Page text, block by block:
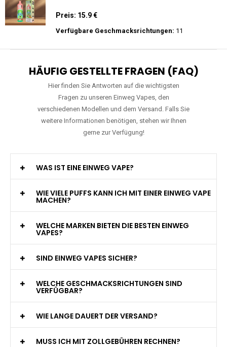
Preis: 15.9 €
Verfügbare Geschmacksrichtungen: 11
HÄUFIG GESTELLTE FRAGEN (FAQ)
Hier finden Sie Antworten auf die wichtigsten
Fragen zu unseren Einweg Vapes, den
verschiedenen Modellen und dem Versand. Falls Sie
weitere Informationen benötigen, stehen wir Ihnen
gerne zur Verfügung!
WAS IST EINE EINWEG VAPE?
WIE VIELE PUFFS KANN ICH MIT EINER EINWEG VAPE
MACHEN?
WELCHE MARKEN BIETEN DIE BESTEN EINWEG
VAPES?
SIND EINWEG VAPES SICHER?
WELCHE GESCHMACKSRICHTUNGEN SIND
VERFÜGBAR?
WIE LANGE DAUERT DER VERSAND?
MUSS ICH MIT ZOLLGEBÜHREN RECHNEN?